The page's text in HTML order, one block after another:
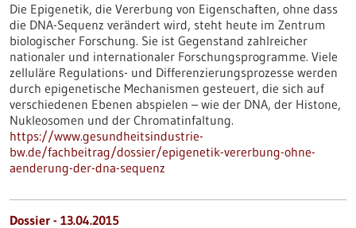
Die Epigenetik, die Vererbung von Eigenschaften, ohne dass
die DNA-Sequenz verändert wird, steht heute im Zentrum
biologischer Forschung. Sie ist Gegenstand zahlreicher
nationaler und internationaler Forschungsprogramme. Viele
zelluläre Regulations- und Differenzierungsprozesse werden
durch epigenetische Mechanismen gesteuert, die sich auf
verschiedenen Ebenen abspielen – wie der DNA, der Histone,
Nukleosomen und der Chromatinfaltung.
https://www.gesundheitsindustrie-
bw.de/fachbeitrag/dossier/epigenetik-vererbung-ohne-
aenderung-der-dna-sequenz
Dossier - 13.04.2015